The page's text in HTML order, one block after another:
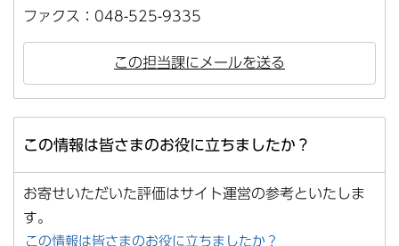
ファクス：048-525-9335
この担当課にメールを送る
この情報は皆さまのお役に立ちましたか？
お寄せいただいた評価はサイト運営の参考といたしま
す。
この情報は皆さまのお役に立ちましたか？